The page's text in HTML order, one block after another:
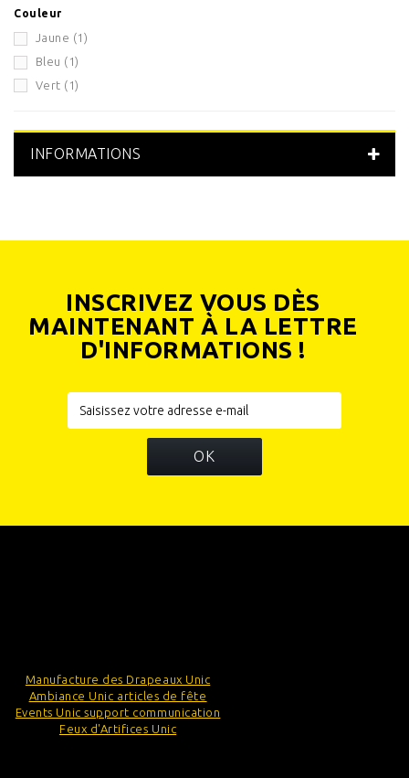
Couleur
Jaune (1)
Bleu (1)
Vert (1)
INFORMATIONS
INSCRIVEZ VOUS DÈS
MAINTENANT À LA LETTRE
D'INFORMATIONS !
OK
Manufacture des Drapeaux Unic
Ambiance Unic articles de fête
Events Unic support communication
Feux d'Artifices Unic